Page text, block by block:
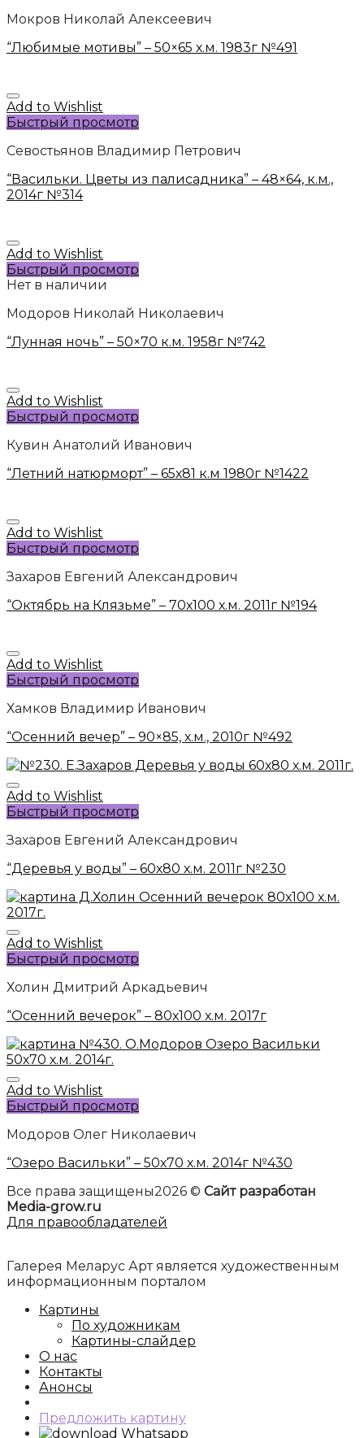
Мокров Николай Алексеевич
“Любимые мотивы” – 50×65 х.м. 1983г №491
Add to Wishlist
Быстрый просмотр
Севостьянов Владимир Петрович
“Васильки. Цветы из палисадника” – 48×64, к.м.,
2014г №314
Add to Wishlist
Быстрый просмотр
Нет в наличии
Модоров Николай Николаевич
“Лунная ночь” – 50×70 к.м. 1958г №742
Add to Wishlist
Быстрый просмотр
Кувин Анатолий Иванович
“Летний натюрморт” – 65х81 к.м 1980г №1422
Add to Wishlist
Быстрый просмотр
Захаров Евгений Александрович
“Октябрь на Клязьме” – 70х100 х.м. 2011г №194
Add to Wishlist
Быстрый просмотр
Хамков Владимир Иванович
“Осенний вечер” – 90×85, х.м., 2010г №492
Add to Wishlist
Быстрый просмотр
Захаров Евгений Александрович
“Деревья у воды” – 60х80 х.м. 2011г №230
Add to Wishlist
Быстрый просмотр
Холин Дмитрий Аркадьевич
“Осенний вечерок” – 80х100 х.м. 2017г
Add to Wishlist
Быстрый просмотр
Модоров Олег Николаевич
“Озеро Васильки” – 50х70 х.м. 2014г №430
Все права защищены2026 © Сайт разработан
Media-grow.ru
Для правообладателей
Галерея Меларус Арт является художественным
информационным порталом
Картины
По художникам
Картины-слайдер
О нас
Контакты
Анонсы
Предложить картину
Whatsapp